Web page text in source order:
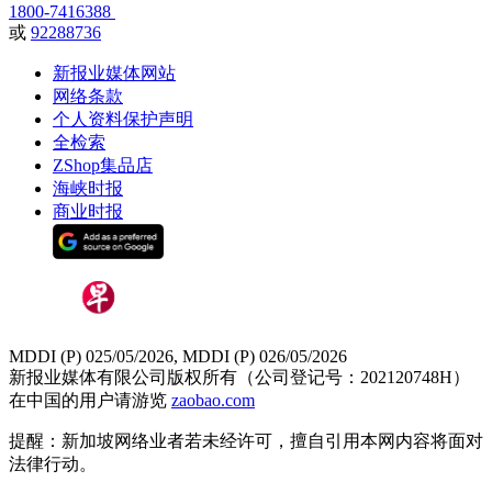
1800-7416388
或 92288736
新报业媒体网站
网络条款
个人资料保护声明
全检索
ZShop集品店
海峡时报
商业时报
MDDI (P) 025/05/2026, MDDI (P) 026/05/2026
新报业媒体有限公司版权所有（公司登记号：202120748H）
在中国的用户请游览 zaobao.com
提醒：新加坡网络业者若未经许可，擅自引用本网内容将面对
法律行动。